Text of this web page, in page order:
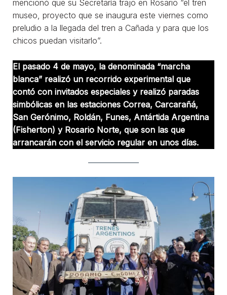
mencionó que su Secretaría trajo en Rosario “el tren
museo, proyecto que se inaugura este viernes como
preludio a la llegada del tren a Cañada y para que los
chicos puedan visitarlo”.
El pasado 4 de mayo, la denominada “marcha
blanca” realizó un recorrido experimental que
contó con invitados especiales y realizó paradas
simbólicas en las estaciones Correa, Carcarañá,
San Gerónimo, Roldán, Funes, Antártida Argentina
(Fisherton) y Rosario Norte, que son las que
arrancarán con el servicio regular en unos días.